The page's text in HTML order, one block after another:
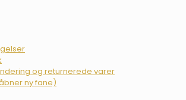
og returnerede varer
ny fane)